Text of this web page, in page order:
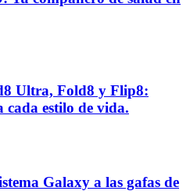
Ultra, Fold8 y Flip8:
cada estilo de vida.
Galaxy a las gafas de